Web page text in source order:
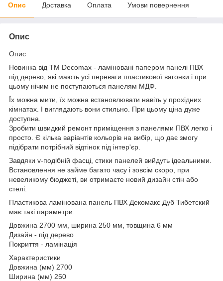
Опис Доставка Оплата Умови повернення
Опис
Опис
Новинка від ТМ Decomax - ламіновані папером панелі ПВХ
під дерево, які мають усі переваги пластикової вагонки і при
цьому нічим не поступаються панелям МДФ.
Їх можна мити, їх можна встановлювати навіть у прохідних
кімнатах. І виглядають вони стильно. При цьому ціна дуже
доступна.
Зробити швидкий ремонт приміщення з панелями ПВХ легко і
просто. Є кілька варіантів кольорів на вибір, що дає змогу
підібрати потрібний відтінок під інтер'єр.
Завдяки v-подібній фасці, стики панелей вийдуть ідеальними.
Встановлення не займе багато часу і зовсім скоро, при
невеликому бюджеті, ви отримаєте новий дизайн стін або
стелі.
Пластикова ламінована панель ПВХ Декомакс Дуб Тибетский
має такі параметри:
Довжина 2700 мм, ширина 250 мм, товщина 6 мм
Дизайн - під дерево
Покриття - ламінація
Характеристики
Довжина (мм) 2700
Ширина (мм) 250